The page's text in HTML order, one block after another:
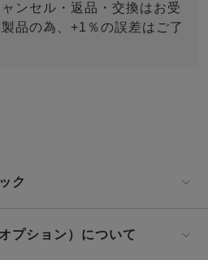
ンセル・返品・交換はお受
品の為、+1％の誤差はご了
ク
プション）について